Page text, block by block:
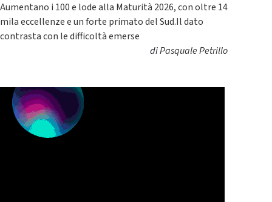
Aumentano i 100 e lode alla Maturità 2026, con oltre 14
mila eccellenze e un forte primato del Sud.Il dato
contrasta con le difficoltà emerse
diPasquale Petrillo